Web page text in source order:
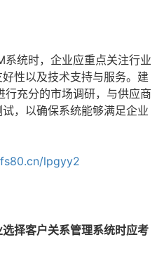
系统时，企业应重点关注行业
性以及技术支持与服务。建
充分的市场调研，与供应商
，以确保系统能够满足企业
lpgyy2
择客户关系管理系统时应考